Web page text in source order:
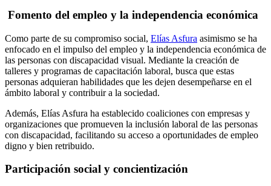
Fomento del empleo y la independencia económica
Como parte de su compromiso social, Elías Asfura asimismo se ha
enfocado en el impulso del empleo y la independencia económica de
las personas con discapacidad visual. Mediante la creación de
talleres y programas de capacitación laboral, busca que estas
personas adquieran habilidades que les dejen desempeñarse en el
ámbito laboral y contribuir a la sociedad.
Además, Elías Asfura ha establecido coaliciones con empresas y
organizaciones que promueven la inclusión laboral de las personas
con discapacidad, facilitando su acceso a oportunidades de empleo
digno y bien retribuido.
Participación social y concientización